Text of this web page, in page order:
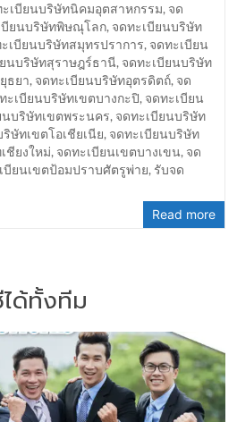
ะเบียนบริษัทนิคมอุตสาหกรรม, จด
บียนบริษัทพิษณุโลก, จดทะเบียนบริษัท
เบียนบริษัทสมุทรปราการ, จดทะเบียน
นบริษัทสุราษฎร์ธานี, จดทะเบียนบริษัท
ธยา, จดทะเบียนบริษัทอุตรดิตถ์, จด
ะเบียนบริษัทเขตบางกะปิ, จดทะเบียน
นบริษัทเขตพระนคร, จดทะเบียนบริษัท
ษัทเขตโอเชียเนีย, จดทะเบียนบริษัท
ชียงใหม่, จดทะเบียนเขตบางเขน, จด
บียนเขตป้อมปราบศัตรูพ่าย, รับจด
Read more
ด้ทั้งทีม